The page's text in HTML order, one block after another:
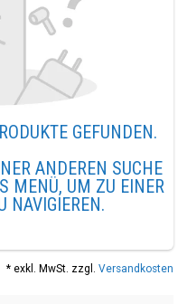
GEFUNDEN.
ANDEREN SUCHE
MENÜ, UM ZU EINER
NAVIGIEREN.
* exkl. MwSt. zzgl. Versandkosten